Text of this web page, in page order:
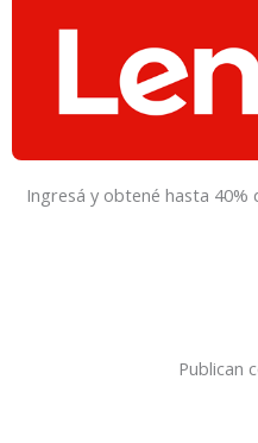
Ingresá y obtené hasta
Publican